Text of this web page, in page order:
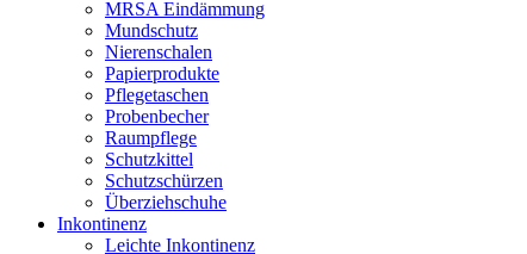
MRSA Eindämmung
Mundschutz
Nierenschalen
Papierprodukte
Pflegetaschen
Probenbecher
Raumpflege
Schutzkittel
Schutzschürzen
Überziehschuhe
Inkontinenz
Leichte Inkontinenz